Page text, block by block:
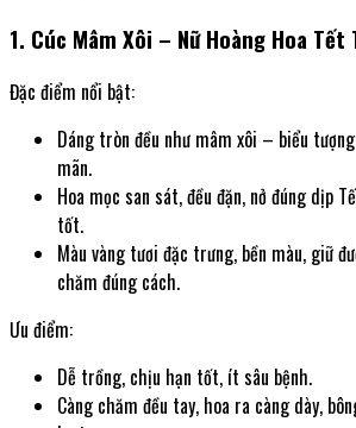
1. Cúc Mâm Xôi – Nữ Hoàng Hoa
Đặc điểm nổi bật:
Dáng tròn đều như mâm xôi – biểu
mãn.
Hoa mọc san sát, đều đặn, nở đúng dịp
tốt.
Màu vàng tươi đặc trưng, bền màu, giữ
chăm đúng cách.
Ưu điểm:
Dễ trồng, chịu hạn tốt, ít sâu bệnh.
Càng chăm đều tay, hoa ra càng dày,